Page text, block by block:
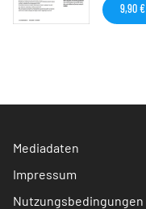
9,90 €
Mediadaten
Impressum
Nutzungsbedingungen